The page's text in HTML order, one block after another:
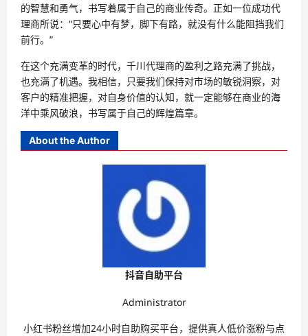
的智慧和勇气，书写着属于自己的商业传奇。正如一位成功代
理商所说：“只要心中有梦，脚下有路，就没有什么能阻挡我们
前行。”
在这个充满变革的时代，千川代理商的盈利之路充满了挑战，
也充满了机遇。我相信，只要我们保持对市场的敏锐洞察，对
客户的精准把握，对自身价值的认知，就一定能够在商业的海
洋中乘风破浪，书写属于自己的辉煌篇章。
About the Author
抖音自助平台
Administrator
小红书粉丝增加24小时自助购买平台，提供真人低价涨粉与点